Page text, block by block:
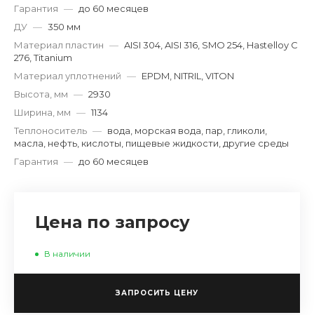
Гарантия — до 60 месяцев
ДУ — 350 мм
Материал пластин — AISI 304, AISI 316, SMO 254, Hastelloy C
276, Titanium
Материал уплотнений — EPDM, NITRIL, VITON
Высота, мм — 2930
Ширина, мм — 1134
Теплоноситель — вода, морская вода, пар, гликоли,
масла, нефть, кислоты, пищевые жидкости, другие среды
Гарантия — до 60 месяцев
Цена по запросу
В наличии
ЗАПРОСИТЬ ЦЕНУ